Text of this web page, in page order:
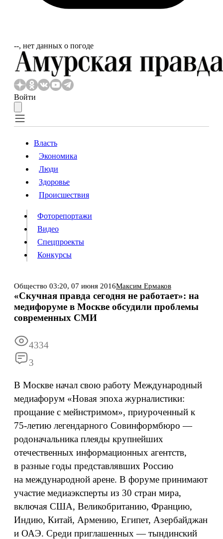
‐‐, нет данных о погоде
Войти
Власть
Происшествия
Видео
Конкурсы
Информация ПодпискаРеклама Все новости Архив
Власть
Экономика
Люди
Здоровье
Происшествия
Фоторепортажи
Видео
Спецпроекты
Конкурсы
Общество 03:20, 07 июня 2016Максим Ермаков
«Скучная правда сегодня не работает»: на
медифоруме в Москве обсудили проблемы
современных СМИ
4334
3
В Москве начал свою работу Международный
медиафорум «Новая эпоха журналистики:
прощание с мейнстримом», приуроченный к
75-летию легендарного Совинформбюро —
родоначальника плеяды крупнейших
отечественных информационных агентств,
в разные годы представлявших Россию
на международной арене. В форуме принимают
участие медиаэксперты из 30 стран мира,
включая США, Великобританию, Францию,
Индию, Китай, Армению, Египет, Азербайджан
и ОАЭ. Среди приглашенных — тындинский